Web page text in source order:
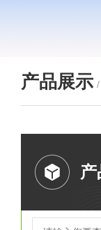
产品展示